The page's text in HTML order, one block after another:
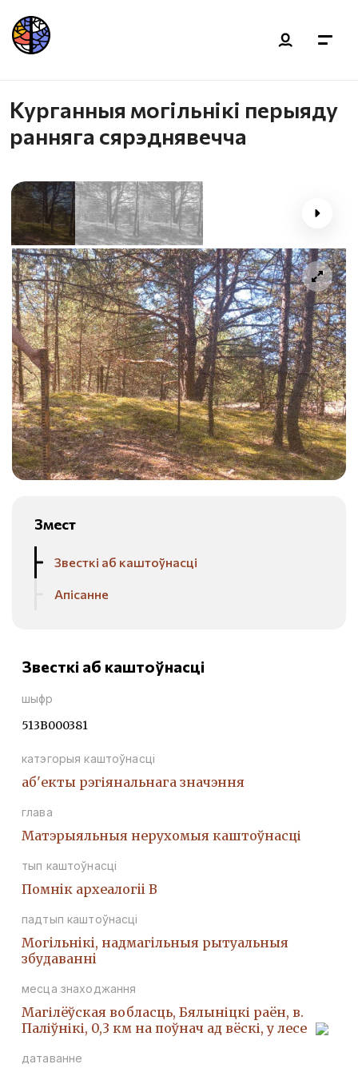
Курганныя могільнікі перыяду
ранняга сярэднявечча
Змест
Звесткі аб каштоўнасці
Апісанне
Звесткі аб каштоўнасці
шыфр
513В000381
катэгорыя каштоўнасці
аб'екты рэгіянальнага значэння
глава
Матэрыяльныя нерухомыя каштоўнасці
тып каштоўнасці
Помнiк археалогii В
падтып каштоўнасці
Могiльнiкi, надмагiльныя рытуальныя
збудаваннi
месца знаходжання
Магілёўская вобласць, Бялыніцкі раён, в.
Паліўнікі, 0,3 км на поўнач ад вёскі, у лесе
датаванне